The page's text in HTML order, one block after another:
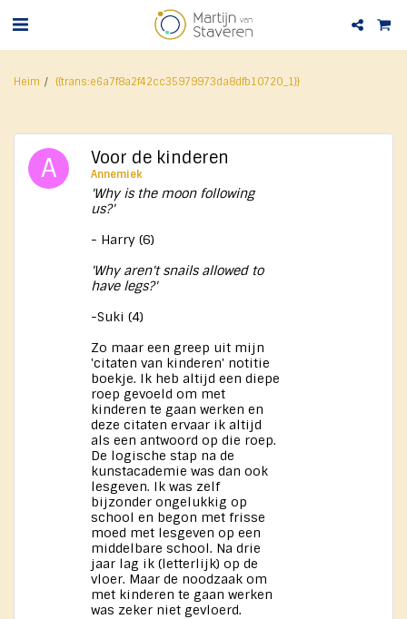
Heim {{trans:e6a7f8a2f42cc35979973da8dfb10720_1}}
Voor de kinderen
Annemiek
'Why is the moon following
us?'
- Harry (6)
'Why aren't snails allowed to
have legs?'
-Suki (4)
Zo maar een greep uit mijn
'citaten van kinderen' notitie
boekje. Ik heb altijd een diepe
roep gevoeld om met
kinderen te gaan werken en
deze citaten ervaar ik altijd
als een antwoord op die roep.
De logische stap na de
kunstacademie was dan ook
lesgeven. Ik was zelf
bijzonder ongelukkig op
school en begon met frisse
moed met lesgeven op een
middelbare school. Na drie
jaar lag ik (letterlijk) op de
vloer. Maar de noodzaak om
met kinderen te gaan werken
was zeker niet gevloerd.